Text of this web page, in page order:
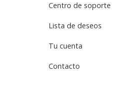
Centro de soporte
Lista de deseos
Tu cuenta
Contacto